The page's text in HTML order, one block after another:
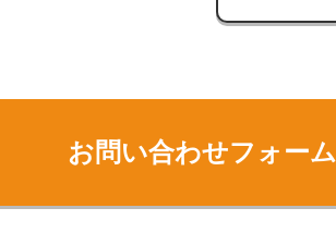
お問い合わせフォーム